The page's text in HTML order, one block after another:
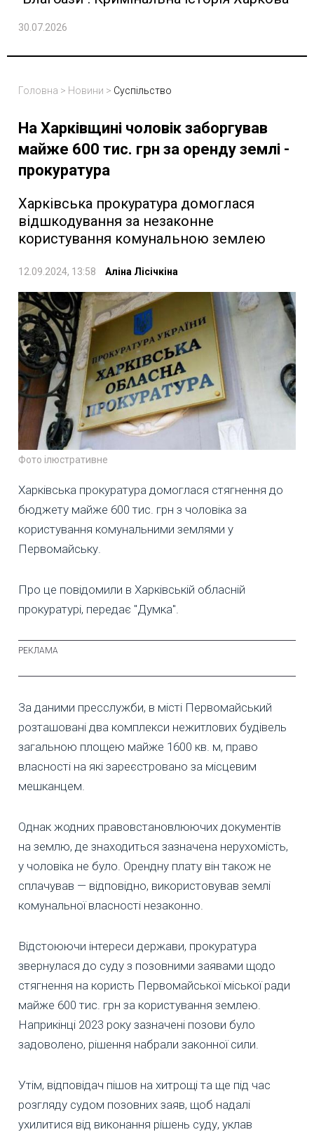
30.07.2026
Головна > Новини > Суспільство
На Харківщині чоловік заборгував
майже 600 тис. грн за оренду землі -
прокуратура
Харківська прокуратура домоглася
відшкодування за незаконне
користування комунальною землею
12.09.2024, 13:58 Аліна Лісічкіна
Фото ілюстративне
Харківська прокуратура домоглася стягнення до
бюджету майже 600 тис. грн з чоловіка за
користування комунальними землями у
Первомайську.
Про це повідомили в Харківській обласній
прокуратурі, передає "Думка".
За даними пресслужби, в місті Первомайський
розташовані два комплекси нежитлових будівель
загальною площею майже 1600 кв. м, право
власності на які зареєстровано за місцевим
мешканцем.
Однак жодних правовстановлюючих документів
на землю, де знаходиться зазначена нерухомість,
у чоловіка не було. Орендну плату він також не
сплачував — відповідно, використовував землі
комунальної власності незаконно.
Відстоюючи інтереси держави, прокуратура
звернулася до суду з позовними заявами щодо
стягнення на користь Первомайської міської ради
майже 600 тис. грн за користування землею.
Наприкінці 2023 року зазначені позови було
задоволено, рішення набрали законної сили.
Утім, відповідач пішов на хитрощі та ще під час
розгляду судом позовних заяв, щоб надалі
ухилитися від виконання рішень суду, уклав